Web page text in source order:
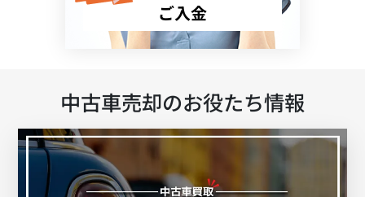
ご入金
中古車売却のお役たち情報